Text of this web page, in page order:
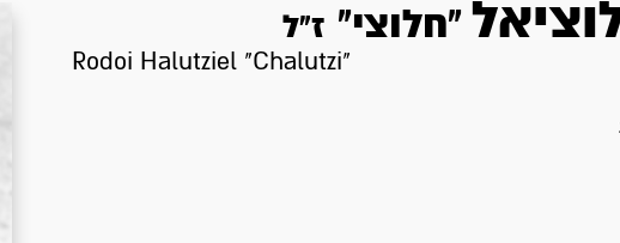
"חלוצי" ז"ל
Rodoi Halutziel "Chalutzi"